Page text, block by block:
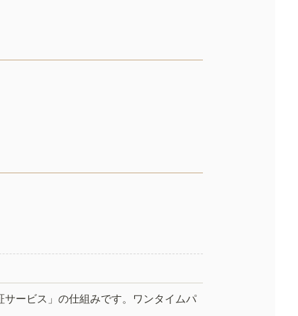
ービス」の仕組みです。ワンタイムパ